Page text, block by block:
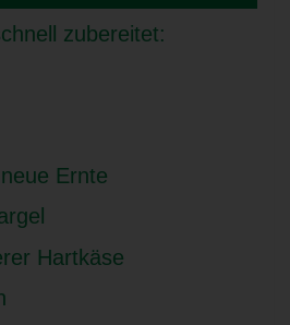
zubereitet:
Ernte
Hartkäse